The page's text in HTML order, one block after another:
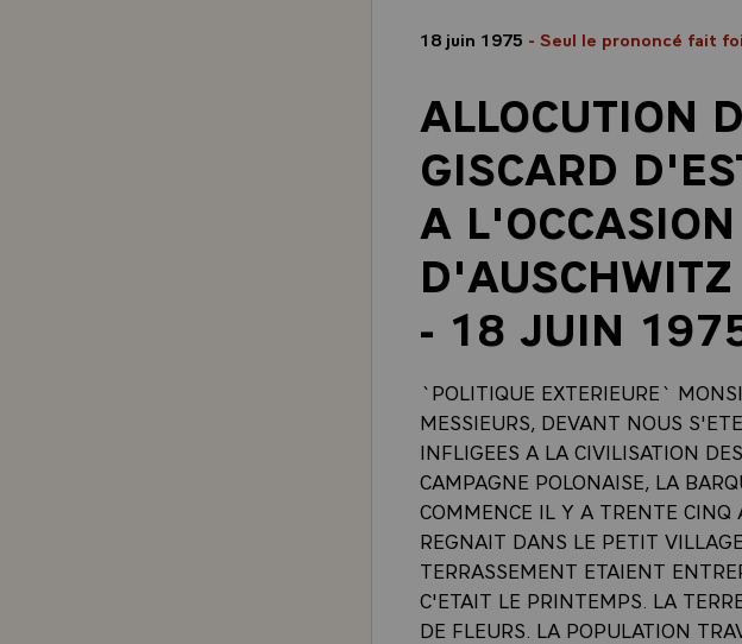
18 juin 1975 - Seul le prononcé fait foi
ALLOCUTION
GISCARD
A
- 18 JUIN
`POLITIQUE EXTERIEURE`
MESSIEURS, DEVANT NOUS
INFLIGEES A LA CIVILISATION
CAMPAGNE POLONAISE, LA
COMMENCE IL Y A TRENTE
REGNAIT DANS LE PETIT
TERRASSEMENT ETAIENT
C'ETAIT LE PRINTEMPS. LA
DE FLEURS. LA POPULATION